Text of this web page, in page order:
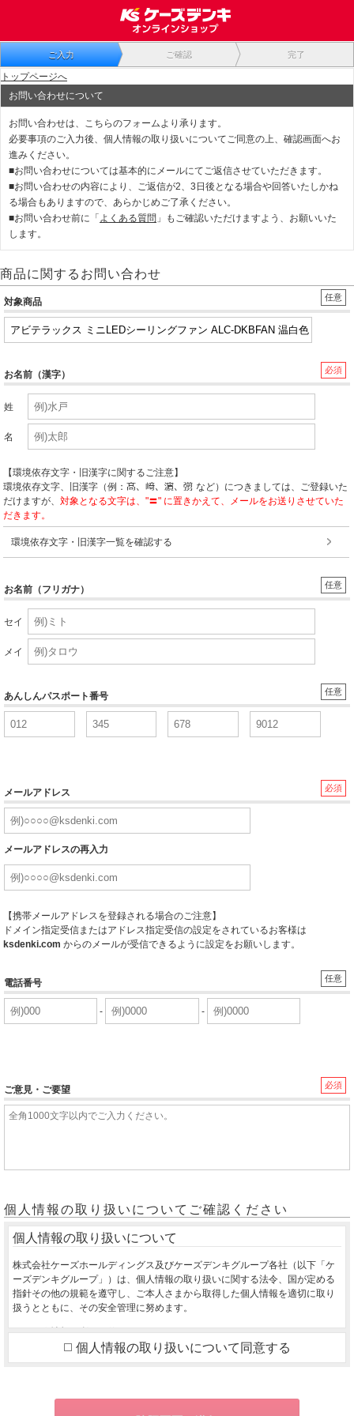
ご入力 ご確認 完了
トップページへ
お問い合わせについて
お問い合わせは、こちらのフォームより承ります。
必要事項のご入力後、個人情報の取り扱いについてご同意の上、確認画面へお
進みください。
■お問い合わせについては基本的にメールにてご返信させていただきます。
■お問い合わせの内容により、ご返信が2、3日後となる場合や回答いたしかね
る場合もありますので、あらかじめご了承ください。
■お問い合わせ前に「 よくある質問 」もご確認いただけますよう、お願いいた
します。
商品に関するお問い合わせ
任意
対象商品
必須
お名前（漢字）
姓
名
【環境依存文字・旧漢字に関するご注意】
環境依存文字、旧漢字（例：
など）につきましては、ご登録いた
だけますが、 対象となる文字は、"〓" に置きかえて、メールをお送りさせていた
だきます。
環境依存文字・旧漢字一覧を確認する
任意
お名前（フリガナ）
セイ
メイ
任意
あんしんパスポート番号
必須
メールアドレス
メールアドレスの再入力
【携帯メールアドレスを登録される場合のご注意】
ドメイン指定受信またはアドレス指定受信の設定をされているお客様は
ksdenki.com からのメールが受信できるように設定をお願いします。
任意
電話番号
- -
必須
ご意見・ご要望
個人情報の取り扱いについてご確認ください
個人情報の取り扱いについて
株式会社ケーズホールディングス及びケーズデンキグループ各社（以下「ケ
ーズデンキグループ」）は、個人情報の取り扱いに関する法令、国が定める
指針その他の規範を遵守し、ご本人さまから取得した個人情報を適切に取り
扱うとともに、その安全管理に努めます。
１．個人情報の利用目的
ご本人さまから同意をいただいた利用目的の達成に必要な範囲を超えて、取
得した個人情報を利用いたしません。
お取り寄せ商品が入荷した際、お客様にご連絡させていただくため
個人情報の取り扱いについて同意する